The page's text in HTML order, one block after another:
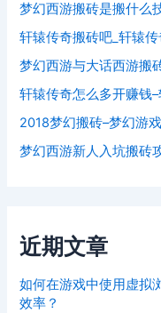
梦幻西游搬砖是搬什么
轩辕传奇搬砖吧_轩辕
梦幻西游与大话西游搬
轩辕传奇怎么多开赚钱
2018梦幻搬砖–梦幻游
梦幻西游新人入坑搬砖
近期文章
如何在游戏中使用虚拟
效率？